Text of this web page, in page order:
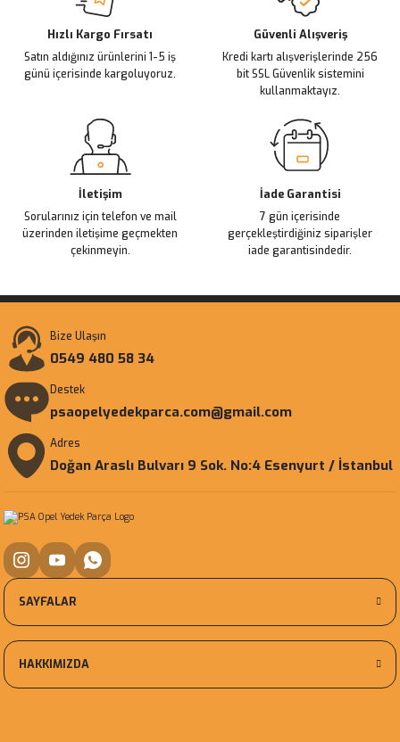
Ürün bilgilerinde hatalar bulunuyor.
Ürün fiyatı diğer sitelerden daha pahalı.
Bu ürüne benzer farklı alternatifler olmalı.
Hızlı Kargo Fırsatı
Satın aldığınız ürünlerini 1-5 iş
günü içerisinde kargoluyoruz.
Güvenli Alışveriş
Kredi kartı alışverişlerinde 256
bit SSL Güvenlik sistemini
kullanmaktayız.
İletişim
Sorularınız için telefon ve mail
üzerinden iletişime geçmekten
çekinmeyin.
İade Garantisi
7 gün içerisinde
gerçekleştirdiğiniz siparişler
iade garantisindedir.
Bize Ulaşın
0549 480 58 34
Destek
psaopelyedekparca.com@gmail.com
Adres
Doğan Araslı Bulvarı 9 Sok. No:4 Esenyurt / İstanbul
SAYFALAR
HAKKIMIZDA